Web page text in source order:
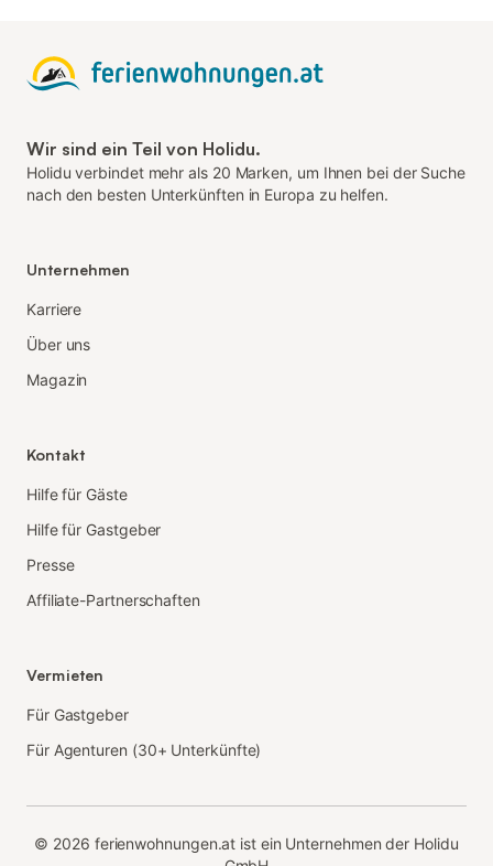
Wir sind ein Teil von Holidu.
Holidu verbindet mehr als 20 Marken, um Ihnen bei der Suche
nach den besten Unterkünften in Europa zu helfen.
Unternehmen
Karriere
Über uns
Magazin
Kontakt
Hilfe für Gäste
Hilfe für Gastgeber
Presse
Affiliate-Partnerschaften
Vermieten
Für Gastgeber
Für Agenturen (30+ Unterkünfte)
© 2026 ferienwohnungen.at ist ein Unternehmen der Holidu